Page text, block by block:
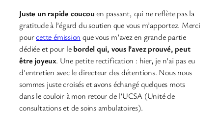
Juste un rapide coucouen passant, qui ne reflète pas la
gratitude à l’égard du soutien que vous m’apportez. Merci
pourcette émission que vous m’avez en grande partie
dédiée et pour lebordel qui, vous l’avez prouvé, peut
être joyeux. Une petite rectification : hier, je n’ai pas eu
d’entretien avec le directeur des détentions. Nous nous
sommes juste croisés et avons échangé quelques mots
dans le couloir à mon retour de l’UCSA (Unité de
consultations et de soins ambulatoires).